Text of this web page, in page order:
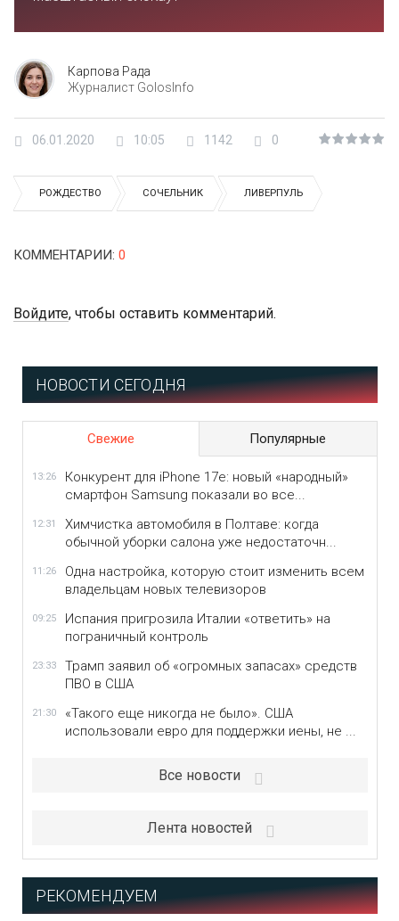
Карпова Рада
Журналист GolosInfo
06.01.2020 10:05 1142 0
РОЖДЕСТВО СОЧЕЛЬНИК ЛИВЕРПУЛЬ
КОММЕНТАРИИ: 0
Войдите, чтобы оставить комментарий.
НОВОСТИ СЕГОДНЯ
Свежие Популярные
13:26
Конкурент для iPhone 17e: новый «народный»
смартфон Samsung показали во все...
12:31
Химчистка автомобиля в Полтаве: когда
обычной уборки салона уже недостаточн...
11:26
Одна настройка, которую стоит изменить всем
владельцам новых телевизоров
09:25
Испания пригрозила Италии «ответить» на
пограничный контроль
23:33
Трамп заявил об «огромных запасах» средств
ПВО в США
21:30
«Такого еще никогда не было». США
использовали евро для поддержки иены, не ...
Все новости
Лента новостей
РЕКОМЕНДУЕМ